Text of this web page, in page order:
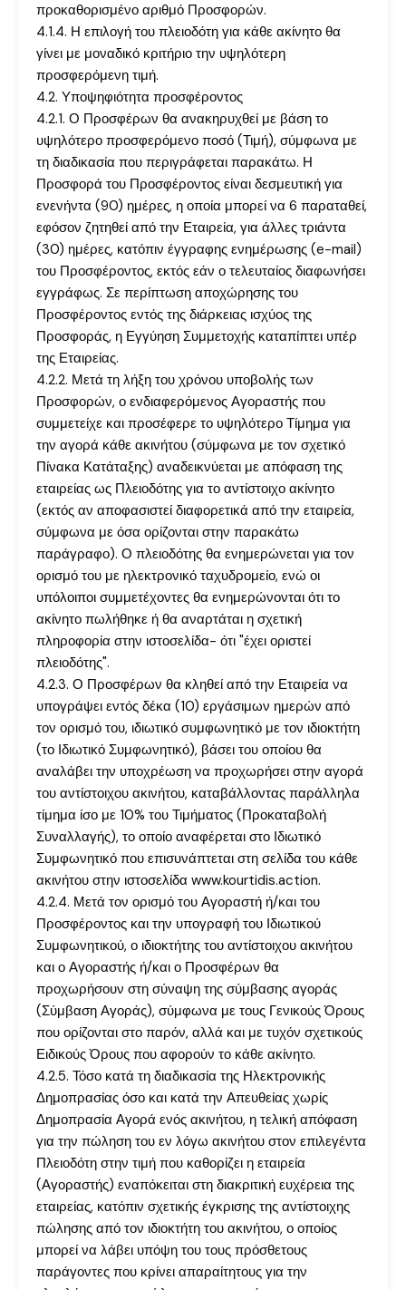
προκαθορισμένο αριθμό Προσφορών.
4.1.4. Η επιλογή του πλειοδότη για κάθε ακίνητο θα
γίνει με μοναδικό κριτήριο την υψηλότερη
προσφερόμενη τιμή.
4.2. Υποψηφιότητα προσφέροντος
4.2.1. Ο Προσφέρων θα ανακηρυχθεί με βάση το
υψηλότερο προσφερόμενο ποσό (Τιμή), σύμφωνα με
τη διαδικασία που περιγράφεται παρακάτω. Η
Προσφορά του Προσφέροντος είναι δεσμευτική για
ενενήντα (90) ημέρες, η οποία μπορεί να 6 παραταθεί,
εφόσον ζητηθεί από την Εταιρεία, για άλλες τριάντα
(30) ημέρες, κατόπιν έγγραφης ενημέρωσης (e-mail)
του Προσφέροντος, εκτός εάν ο τελευταίος διαφωνήσει
εγγράφως. Σε περίπτωση αποχώρησης του
Προσφέροντος εντός της διάρκειας ισχύος της
Προσφοράς, η Εγγύηση Συμμετοχής καταπίπτει υπέρ
της Εταιρείας.
4.2.2. Μετά τη λήξη του χρόνου υποβολής των
Προσφορών, ο ενδιαφερόμενος Αγοραστής που
συμμετείχε και προσέφερε το υψηλότερο Τίμημα για
την αγορά κάθε ακινήτου (σύμφωνα με τον σχετικό
Πίνακα Κατάταξης) αναδεικνύεται με απόφαση της
εταιρείας ως Πλειοδότης για το αντίστοιχο ακίνητο
(εκτός αν αποφασιστεί διαφορετικά από την εταιρεία,
σύμφωνα με όσα ορίζονται στην παρακάτω
παράγραφο). Ο πλειοδότης θα ενημερώνεται για τον
ορισμό του με ηλεκτρονικό ταχυδρομείο, ενώ οι
υπόλοιποι συμμετέχοντες θα ενημερώνονται ότι το
ακίνητο πωλήθηκε ή θα αναρτάται η σχετική
πληροφορία στην ιστοσελίδα- ότι "έχει οριστεί
πλειοδότης".
4.2.3. Ο Προσφέρων θα κληθεί από την Εταιρεία να
υπογράψει εντός δέκα (10) εργάσιμων ημερών από
τον ορισμό του, ιδιωτικό συμφωνητικό με τον ιδιοκτήτη
(το Ιδιωτικό Συμφωνητικό), βάσει του οποίου θα
αναλάβει την υποχρέωση να προχωρήσει στην αγορά
του αντίστοιχου ακινήτου, καταβάλλοντας παράλληλα
τίμημα ίσο με 10% του Τιμήματος (Προκαταβολή
Συναλλαγής), το οποίο αναφέρεται στο Ιδιωτικό
Συμφωνητικό που επισυνάπτεται στη σελίδα του κάθε
ακινήτου στην ιστοσελίδα www.kourtidis.action.
4.2.4. Μετά τον ορισμό του Αγοραστή ή/και του
Προσφέροντος και την υπογραφή του Ιδιωτικού
Συμφωνητικού, ο ιδιοκτήτης του αντίστοιχου ακινήτου
και ο Αγοραστής ή/και ο Προσφέρων θα
προχωρήσουν στη σύναψη της σύμβασης αγοράς
(Σύμβαση Αγοράς), σύμφωνα με τους Γενικούς Όρους
που ορίζονται στο παρόν, αλλά και με τυχόν σχετικούς
Ειδικούς Όρους που αφορούν το κάθε ακίνητο.
4.2.5. Τόσο κατά τη διαδικασία της Ηλεκτρονικής
Δημοπρασίας όσο και κατά την Απευθείας χωρίς
Δημοπρασία Αγορά ενός ακινήτου, η τελική απόφαση
για την πώληση του εν λόγω ακινήτου στον επιλεγέντα
Πλειοδότη στην τιμή που καθορίζει η εταιρεία
(Αγοραστής) εναπόκειται στη διακριτική ευχέρεια της
εταιρείας, κατόπιν σχετικής έγκρισης της αντίστοιχης
πώλησης από τον ιδιοκτήτη του ακινήτου, ο οποίος
μπορεί να λάβει υπόψη του τους πρόσθετους
παράγοντες που κρίνει απαραίτητους για την